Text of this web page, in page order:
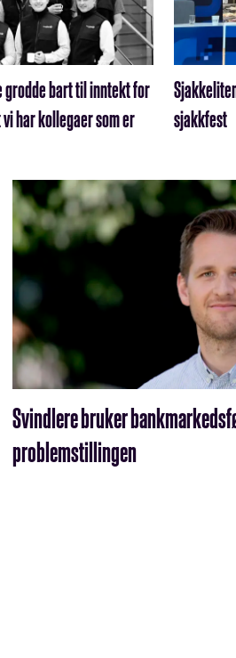
bart til inntekt for
har kollegaer som er
sjakkfest
Svindlere bruker
problemstillingen